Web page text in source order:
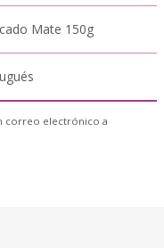
Mate 150g
correo electrónico a